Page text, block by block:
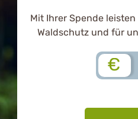
Mit Ihrer Spende
Waldschutz und für
€